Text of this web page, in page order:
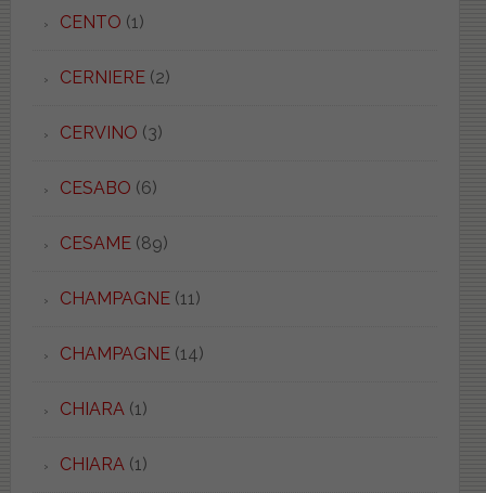
CENTO (1)
CERNIERE(2)
CERVINO (3)
CESABO (6)
CESAME(89)
CHAMPAGNE(11)
CHAMPAGNE(14)
CHIARA(1)
CHIARA(1)